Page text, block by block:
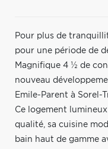
Pour plus de
pour une période de
Magnifique 4 ½ de
nouveau
Emile-Parent à Sorel-
Ce logement
qualité, sa cuisine
bain haut de gamme